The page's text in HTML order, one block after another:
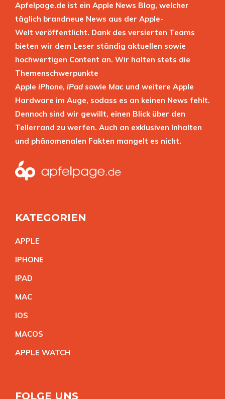
Apfelpage.de ist ein Apple News Blog, welcher
täglich brandneue News aus der Apple-
Welt veröffentlicht. Dank des versierten Teams
bieten wir dem Leser ständig aktuellen sowie
hochwertigen Content an. Wir halten stets die
Themenschwerpunkte
Apple iPhone, iPad sowie Mac und weitere Apple
Hardware im Auge, sodass es an keinen News fehlt.
Dennoch sind wir gewillt, einen Blick über den
Tellerrand zu werfen. Auch an exklusiven Inhalten
und phänomenalen Fakten mangelt es nicht.
KATEGORIEN
APPLE
IPHONE
IPAD
MAC
IOS
MACOS
APPLE WATCH
FOLGE UNS